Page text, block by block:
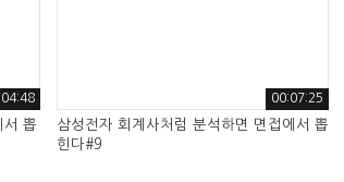
서 뽑
00:07:25
삼성전자 회계사처럼 분석하면 면접에서 뽑
힌다#9